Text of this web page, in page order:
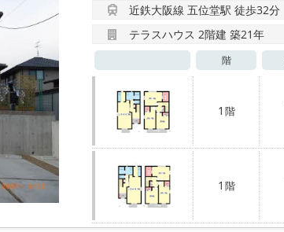
近鉄大阪線 五位堂駅 徒歩32分
テラスハウス 2階建 築21年
階
1 階
1 階